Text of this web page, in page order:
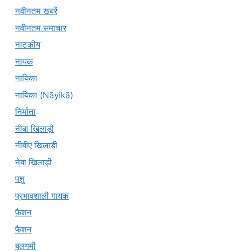
नवीनतम खबरें
नवीनतम समाचार
नाटकीय
नायक
नायिका
नायिका (Nāyikā)
निर्माता
नीबा खिलाड़ी
नीबीए खिलाड़ी
नेबा खिलाड़ी
पशु
प्रभावशाली गायक
फ़ैशन
फैशन
बलगमी